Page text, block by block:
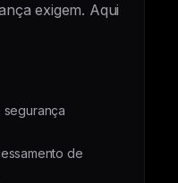
exigem. Aqui
de